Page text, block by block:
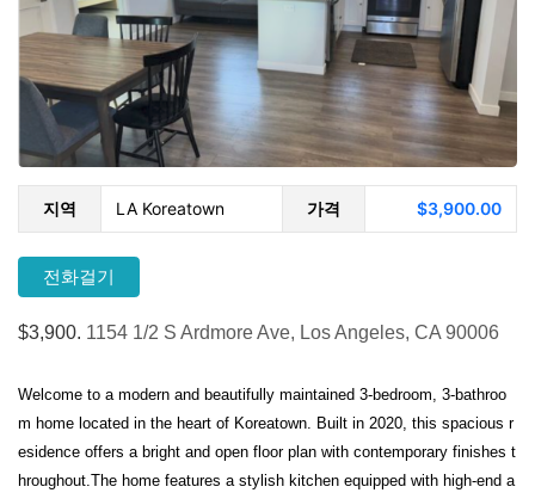
지역 LA Koreatown 가격 $3,900.00
전화걸기
$3,900. 1154 1/2 S Ardmore Ave, Los Angeles, CA 90006
Welcome to a modern and beautifully maintained 3-bedroom, 3-bathroo
m home located in the heart of Koreatown. Built in 2020, this spacious r
esidence offers a bright and open floor plan with contemporary finishes t
hroughout.The home features a stylish kitchen equipped with high-end a